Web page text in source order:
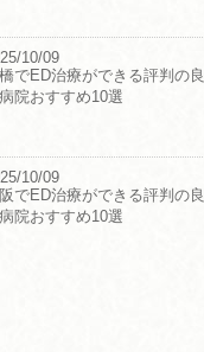
10/09
でED治療ができる評判の良
院おすすめ10選
10/09
でED治療ができる評判の良
院おすすめ10選